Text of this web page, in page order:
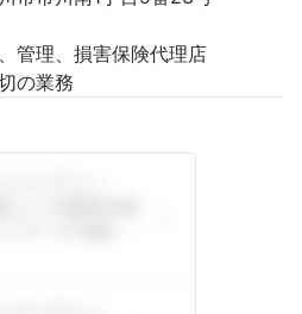
管理、損害保険代理店
の業務